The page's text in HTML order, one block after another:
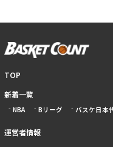
TOP
新着一覧
NBA Bリーグ バスケ日本
運営者情報